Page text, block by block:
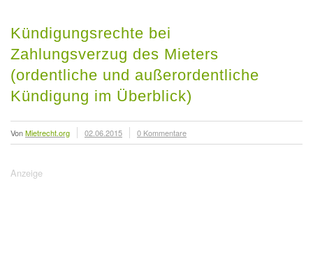
Kündigungsrechte bei
Zahlungsverzug des Mieters
(ordentliche und außerordentliche
Kündigung im Überblick)
VonMietrecht.org 02.06.2015 0 Kommentare